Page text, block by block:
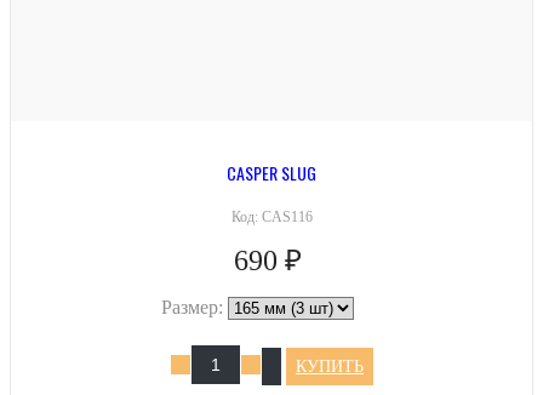
CASPER SLUG
Код: CAS116
690 ₽
Размер:
КУПИТЬ